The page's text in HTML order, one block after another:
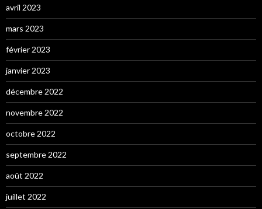
avril 2023
mars 2023
février 2023
janvier 2023
décembre 2022
novembre 2022
octobre 2022
septembre 2022
août 2022
juillet 2022